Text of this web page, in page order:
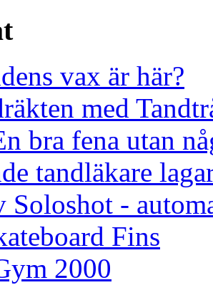
vax är här?
med
bra fena utan
tandläkare
Soloshot -
Fins
2000